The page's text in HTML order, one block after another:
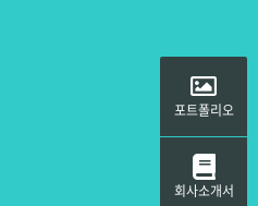
포트폴리오
회사소개서